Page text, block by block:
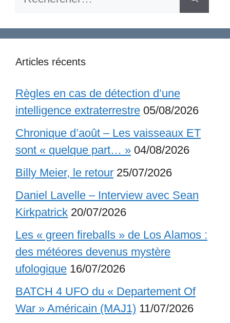
Articles récents
Règles en cas de détection d’une
intelligence extraterrestre 05/08/2026
Chronique d’août – Les vaisseaux ET
sont « quelque part… » 04/08/2026
Billy Meier, le retour 25/07/2026
Daniel Lavelle – Interview avec Sean
Kirkpatrick 20/07/2026
Les « green fireballs » de Los Alamos :
des météores devenus mystère
ufologique 16/07/2026
BATCH 4 UFO du « Departement Of
War » Américain (MAJ1) 11/07/2026